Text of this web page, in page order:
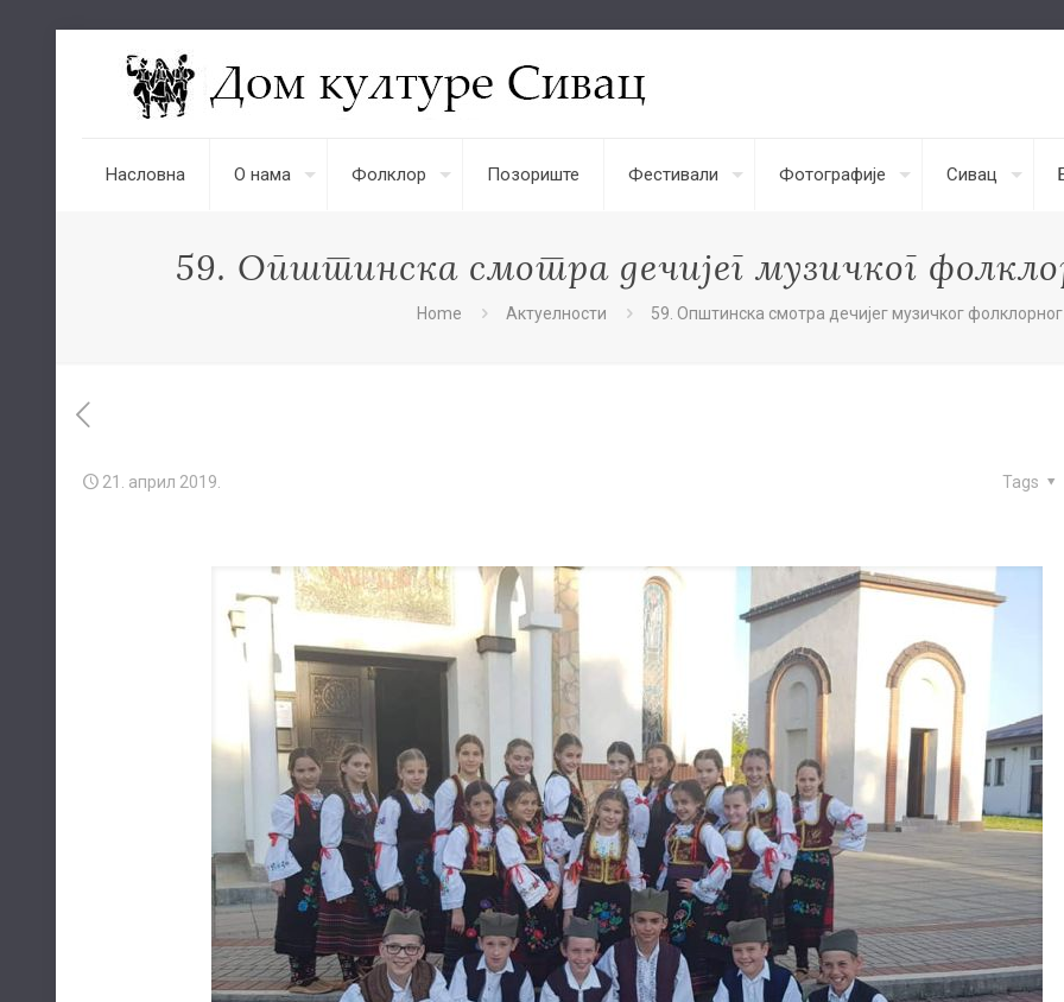
Насловна О нама Фолклор Позориште Фестивали Фотографије Сивац
59. Општинска смотра дечијег музичког
Home Актуелности 59. Општинска смотра дечијег музичког
21. април 2019. Tags